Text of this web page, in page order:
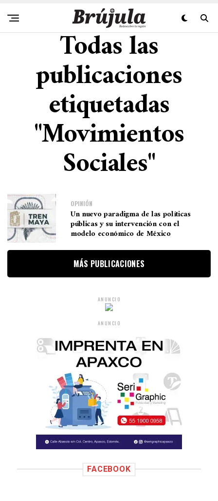
Todas las
publicaciones
etiquetadas
"Movimientos
Sociales"
OPINIÓN
Un nuevo paradigma de las políticas
públicas y su intervención con el
modelo económico de México
MÁS PUBLICACIONES
ANUNCIO
ANUNCIO
FACEBOOK